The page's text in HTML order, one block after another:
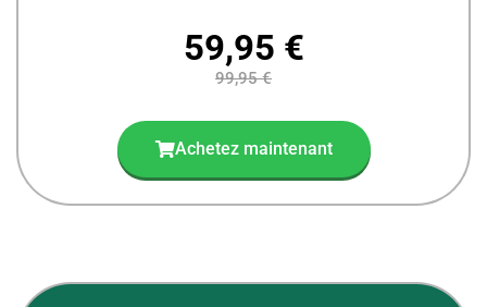
59,95 €
99,95 €
Achetez maintenant